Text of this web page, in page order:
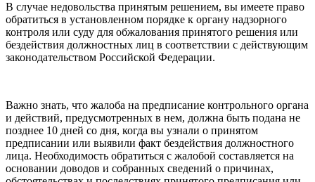
В случае недовольства принятым решением, вы имеете право
обратиться в установленном порядке к органу надзорного
контроля или суду для обжалования принятого решения или
бездействия должностных лиц в соответствии с действующим
законодательством Российской Федерации.
Важно знать, что жалоба на предписание контрольного органа
и действий, предусмотренных в нем, должна быть подана не
позднее 10 дней со дня, когда вы узнали о принятом
предписании или выявили факт бездействия должностного
лица. Необходимость обратиться с жалобой составляется на
основании доводов и собранных сведений о причинах,